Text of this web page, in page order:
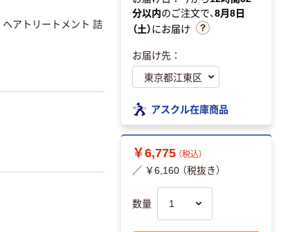
アトリートメント 詰
分以内のご注文で、8月8日
（土）にお届け
お届け先：
アスクル在庫商品
￥6,775 （税込）
／ ￥6,160 （税抜き）
数量